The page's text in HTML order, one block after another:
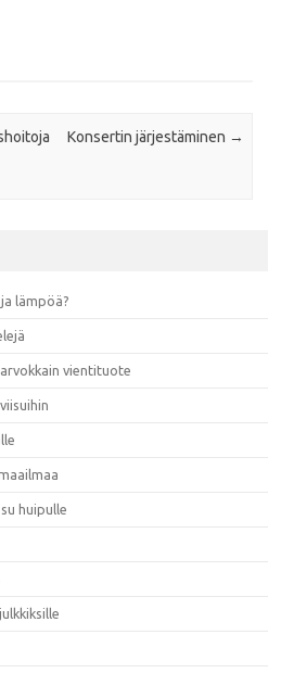
Konsertin järjestäminen →
lämpöä?
vientituote
huipulle